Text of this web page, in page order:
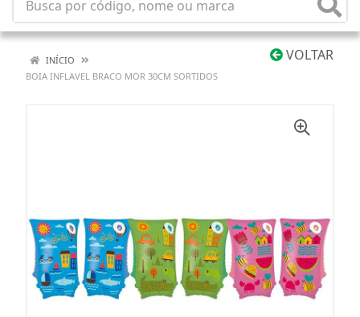
VOLTAR
INÍCIO
BOIA INFLAVEL BRACO MOR 30CM SORTIDOS